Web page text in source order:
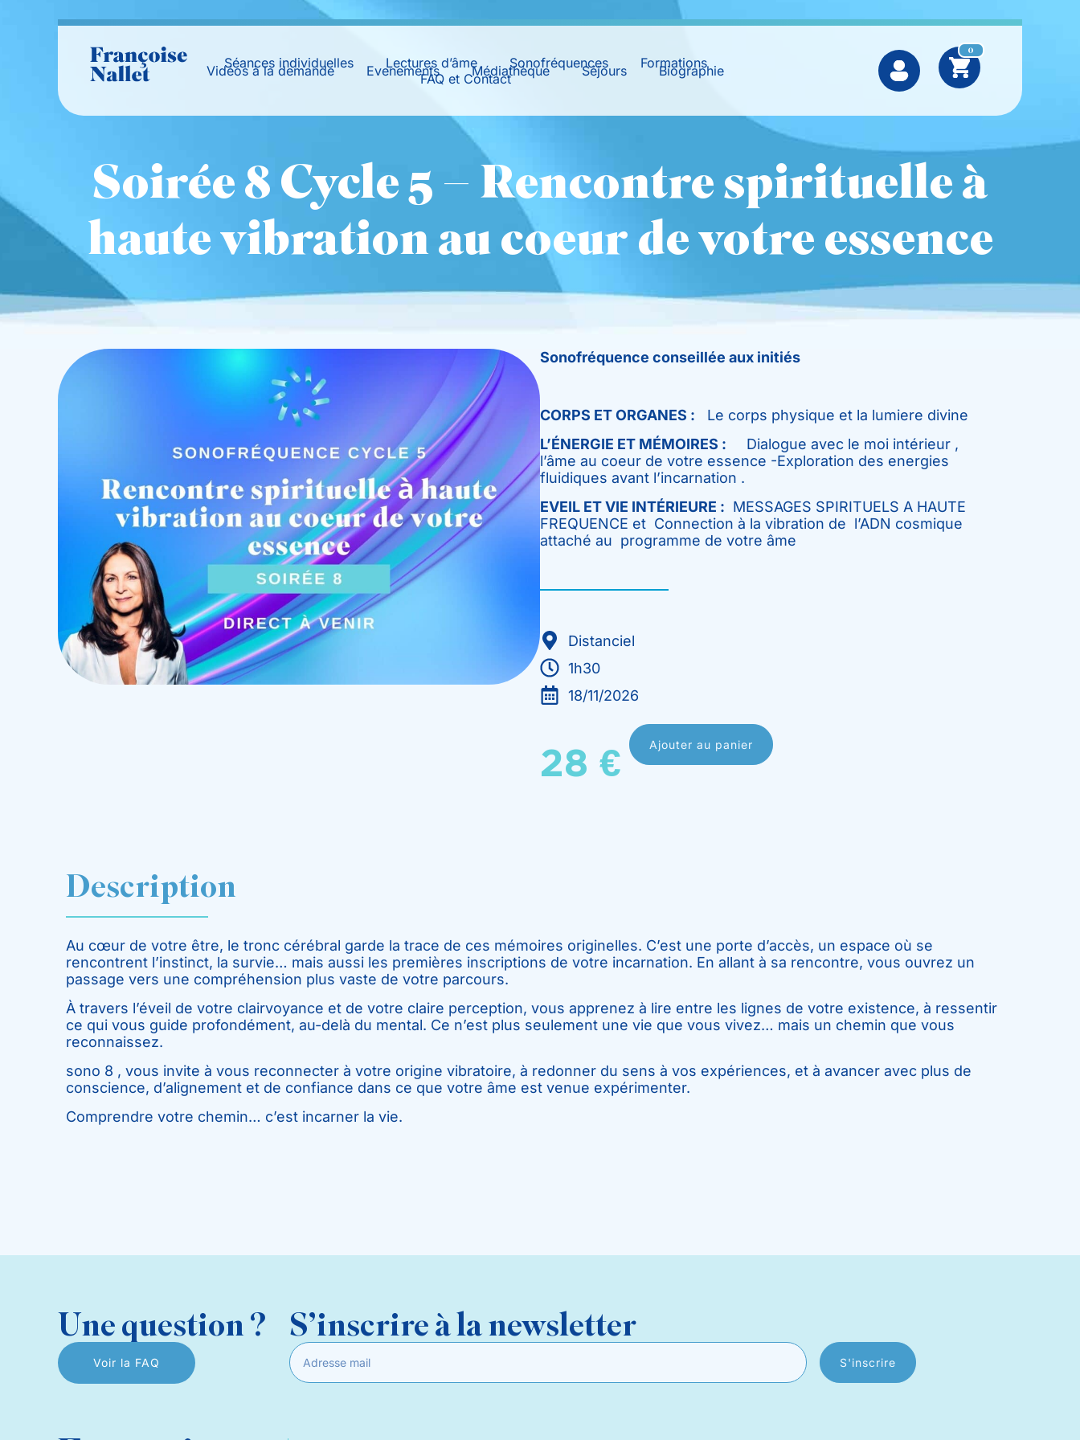
Séances individuelles Lectures d’âme Sonofréquences Formations
Vidéos à la demande Evenements Médiathèque Séjours Biographie
FAQ et Contact
0
Soirée 8 Cycle 5 – Rencontre spirituelle à
haute vibration au coeur de votre essence
Sonofréquence conseillée aux initiés
CORPS ET ORGANES : Le corps physique et la lumiere divine
L’ÉNERGIE ET MÉMOIRES : Dialogue avec le moi intérieur ,
l’âme au coeur de votre essence -Exploration des energies
fluidiques avant l’incarnation .
EVEIL ET VIE INTÉRIEURE : MESSAGES SPIRITUELS A HAUTE
FREQUENCE et Connection à la vibration de l’ADN cosmique
attaché au programme de votre âme
Distanciel
1h30
18/11/2026
28 € Ajouter au panier
Description
Au cœur de votre être, le tronc cérébral garde la trace de ces mémoires originelles. C’est une porte d’accès, un espace où se
rencontrent l’instinct, la survie… mais aussi les premières inscriptions de votre incarnation. En allant à sa rencontre, vous ouvrez un
passage vers une compréhension plus vaste de votre parcours.
À travers l’éveil de votre clairvoyance et de votre claire perception, vous apprenez à lire entre les lignes de votre existence, à ressentir
ce qui vous guide profondément, au-delà du mental. Ce n’est plus seulement une vie que vous vivez… mais un chemin que vous
reconnaissez.
sono 8 , vous invite à vous reconnecter à votre origine vibratoire, à redonner du sens à vos expériences, et à avancer avec plus de
conscience, d’alignement et de confiance dans ce que votre âme est venue expérimenter.
Comprendre votre chemin… c’est incarner la vie.
Une question ?
Voir la FAQ
S’inscrire à la newsletter
S'inscrire